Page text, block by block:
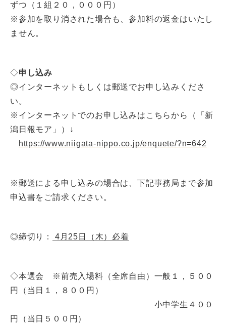
ずつ（１組２０，０００円）
※参加を取り消された場合も、参加料の返金はいたし
ません。
◇申し込み
◎インターネットもしくは郵送でお申し込みくださ
い。
※インターネットでのお申し込みはこちらから（「新
潟日報モア」）↓
https://www.niigata-nippo.co.jp/enquete/?n=642
※郵送による申し込みの場合は、下記事務局まで参加
申込書をご請求ください。
◎締切り： 4月25日（木）必着
◇本選会 ※前売入場料（全席自由）一般１，５００
円（当日１，８００円）
小中学生４００
円（当日５００円）